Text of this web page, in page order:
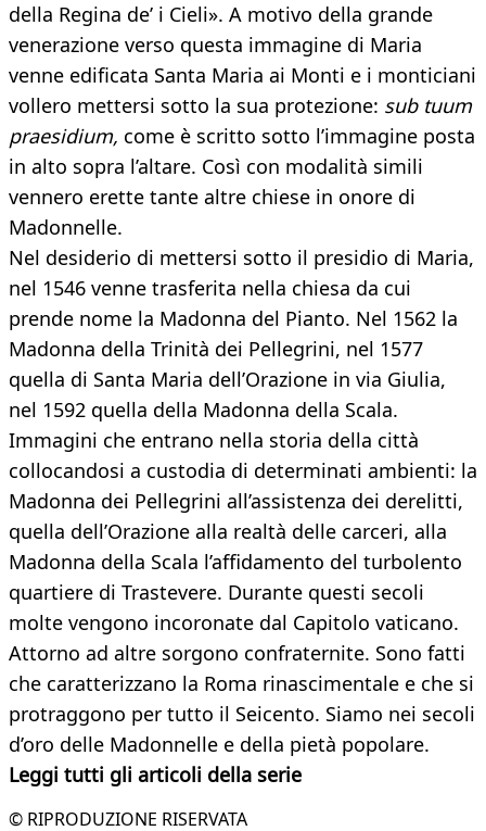
della Regina de’ i Cieli». A motivo della grande
venerazione verso questa immagine di Maria
venne edificata Santa Maria ai Monti e i monticiani
vollero mettersi sotto la sua protezione: sub tuum
praesidium, come è scritto sotto l’immagine posta
in alto sopra l’altare. Così con modalità simili
vennero erette tante altre chiese in onore di
Madonnelle.
Nel desiderio di mettersi sotto il presidio di Maria,
nel 1546 venne trasferita nella chiesa da cui
prende nome la Madonna del Pianto. Nel 1562 la
Madonna della Trinità dei Pellegrini, nel 1577
quella di Santa Maria dell’Orazione in via Giulia,
nel 1592 quella della Madonna della Scala.
Immagini che entrano nella storia della città
collocandosi a custodia di determinati ambienti: la
Madonna dei Pellegrini all’assistenza dei derelitti,
quella dell’Orazione alla realtà delle carceri, alla
Madonna della Scala l’affidamento del turbolento
quartiere di Trastevere. Durante questi secoli
molte vengono incoronate dal Capitolo vaticano.
Attorno ad altre sorgono confraternite. Sono fatti
che caratterizzano la Roma rinascimentale e che si
protraggono per tutto il Seicento. Siamo nei secoli
d’oro delle Madonnelle e della pietà popolare.
Leggi tutti gli articoli della serie
© RIPRODUZIONE RISERVATA